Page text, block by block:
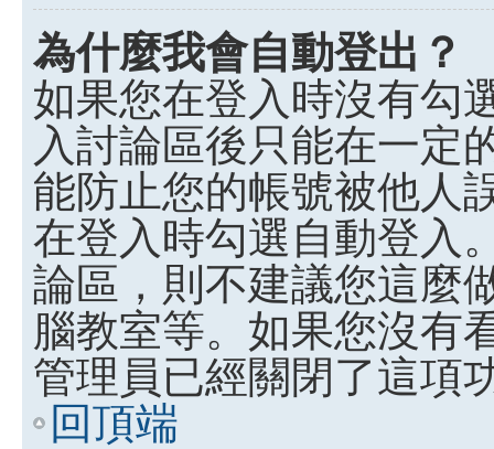
為什麼我會自動登出？
如果您在登入時沒有勾
入討論區後只能在一定
能防止您的帳號被他人
在登入時勾選自動登入
論區，則不建議您這麼
腦教室等。如果您沒有
管理員已經關閉了這項
回頂端